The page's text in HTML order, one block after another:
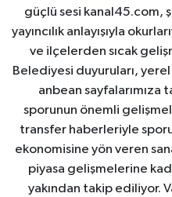
güçlü sesi kanal45.com,
yayıncılık anlayışıyla
ve ilçelerden sıcak
Belediyesi duyuruları,
anbean sayfalarımıza
sporunun önemli
transfer haberleriyle
ekonomisine yön veren
piyasa gelişmelerine
yakından takip ediliyor.